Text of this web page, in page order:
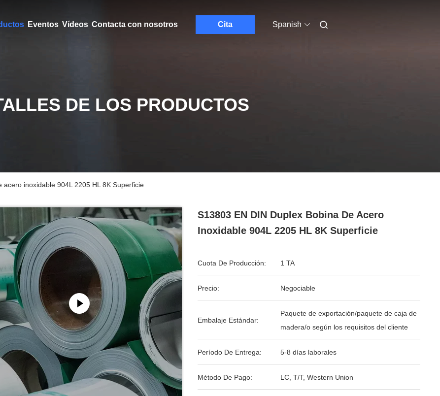
Eventos Vídeos Contacta con nosotros Cita Spanish
DE LOS PRODUCTOS
acero inoxidable 904L 2205 HL 8K Superficie
S13803 EN DIN Duplex Bobina De Acero
Inoxidable 904L 2205 HL 8K Superficie
Cuota De Producción: 1 TA
Precio: Negociable
Embalaje Estándar:
Paquete de exportación/paquete de caja de
madera/o según los requisitos del cliente
Período De Entrega: 5-8 días laborales
Método De Pago: LC, T/T, Western Union